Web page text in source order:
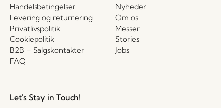
Handelsbetingelser
Levering og returnering
Privatlivspolitik
Cookiepolitik
B2B – Salgskontakter
FAQ
Nyheder
Om os
Messer
Stories
Jobs
Let's Stay in Touch!